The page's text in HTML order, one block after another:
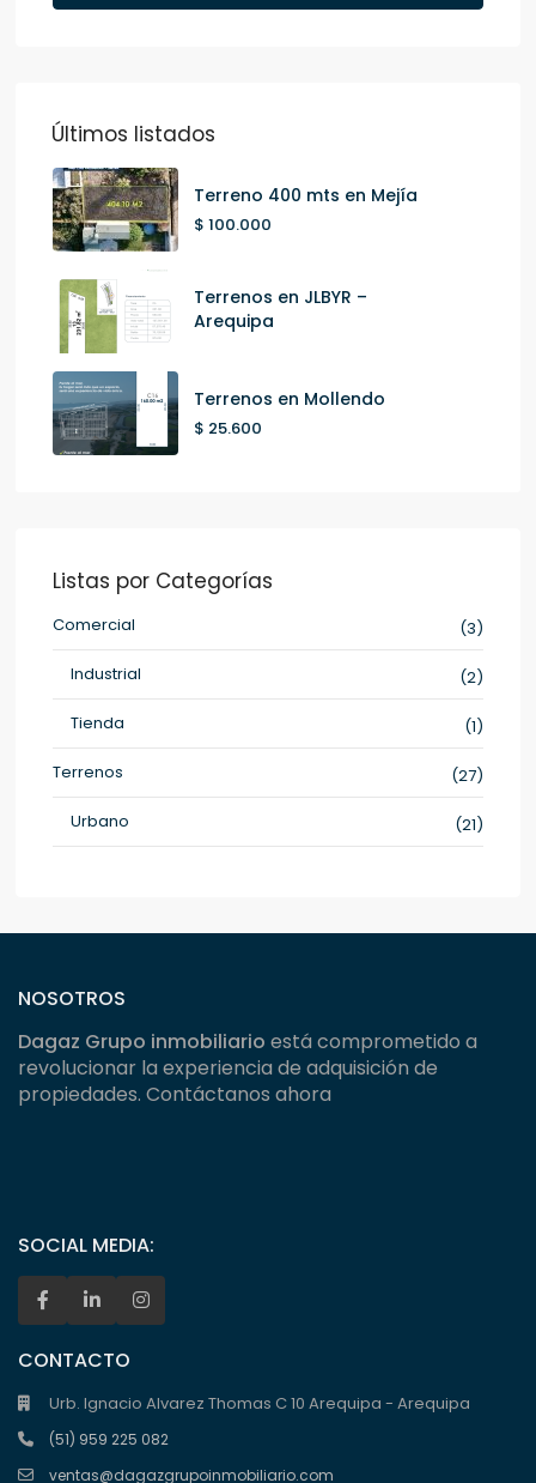
Últimos listados
Terreno 400 mts en Mejía
$ 100.000
Terrenos en JLBYR –
Arequipa
Terrenos en Mollendo
$ 25.600
Listas por Categorías
Comercial
(3)
Industrial
(2)
Tienda
(1)
Terrenos
(27)
Urbano
(21)
NOSOTROS
Dagaz Grupo inmobiliario está comprometido a
revolucionar la experiencia de adquisición de
propiedades. Contáctanos ahora
SOCIAL MEDIA:
CONTACTO
Urb. Ignacio Alvarez Thomas C 10 Arequipa - Arequipa
(51) 959 225 082
ventas@dagazgrupoinmobiliario.com